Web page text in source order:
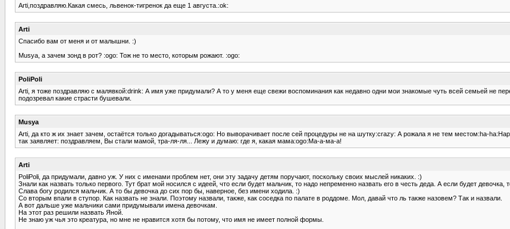
Arti,поздравляю.Какая смесь, львенок-тигренок да еще 1 августа.:ok:
Arti
Спасибо вам от меня и от малышни. :)
Musya, а зачем зонд в рот? :ogo: Тож не то место, которым рожают. :ogo:
PoliPoli
Arti, я тоже поздравляю с малявкой:drink: А имя уже придумали? А то у меня еще свежи воспоминания как недавно одни мои знакомые чуть всей семьей не
подозревал какие страсти бушевали.
Musya
Arti, да кто ж их знает зачем, остаётся только догадываться:ogo: Но выворачивает после сей процедуры не на шутку:crazy: А рожала я не тем местом:ha-
так заявляет: поздравляем, Вы стали мамой, тра-ля-ля... Лежу и думаю: где я, какая мама:ogo:Ма-а-ма-а!
Arti
PoliPoli, да придумали, давно уж. У них с именами проблем нет, они эту задачу детям поручают, поскольку своих мыслей никаких. :)
Знали как назвать только первого. Тут брат мой носился с идеей, что если будет мальчик, то надо непременно назвать его в честь деда. А если будет девочка,
Слава богу родился мальчик. А то бы девочка до сих пор бы, наверное, без имени ходила. :)
Со вторым впали в ступор. Как назвать не знали. Поэтому назвали, также, как соседка по палате в роддоме. Мол, давай что ль также назовем? Так и назвали.
А вот дальше уже мальчики сами придумывали имена девочкам.
На этот раз решили назвать Яной.
Не знаю уж чья это креатура, но мне не нравится хотя бы потому, что имя не имеет полной формы.